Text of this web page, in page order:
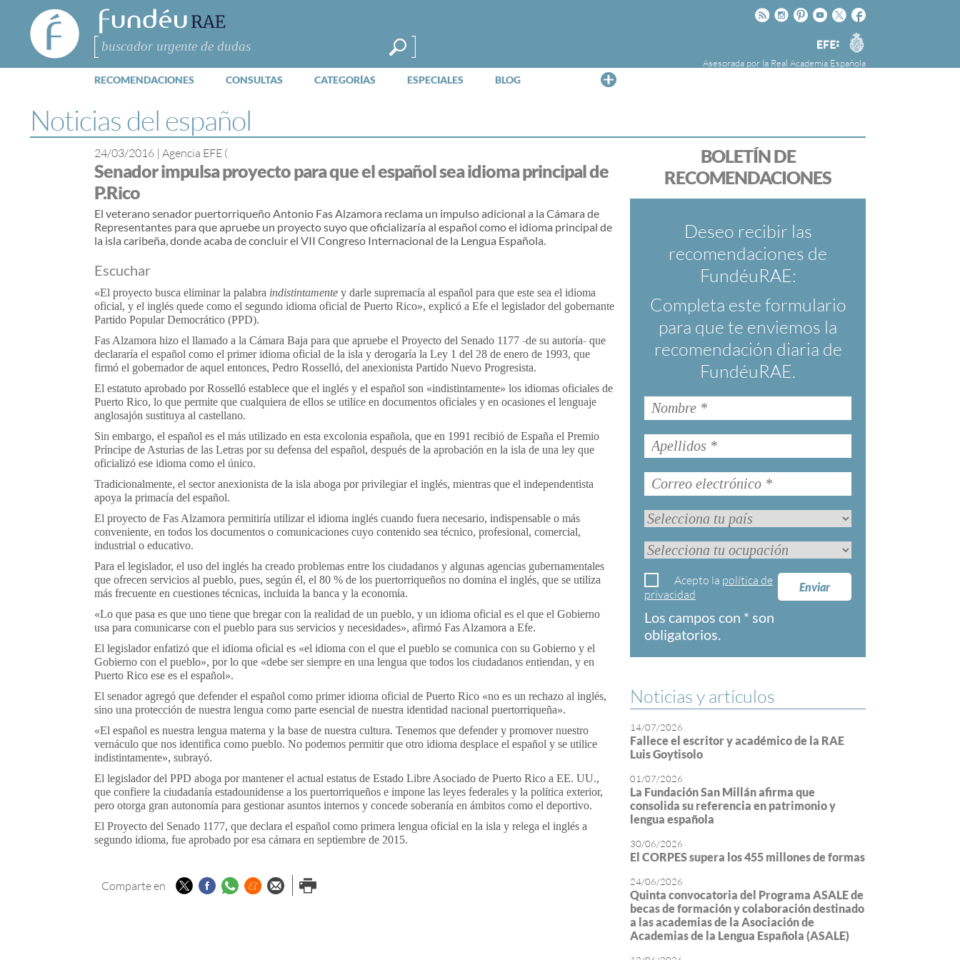
FundéuRAE
- Fundación
del Español
Urgente
Buscar
Facebook
Twitter
Youtube
Pinteres
Instagram
Rss
Agencia
EFE
Asesorada por la Real Academia Española
RECOMENDACIONES CONSULTAS CATEGORÍAS ESPECIALES BLOG
la Agencia Efe y la Real Academia Española,
cuyo objetivo es colaborar con el buen uso del
español en los medios de comunicación y en
Internet.
Noticias del español
BOLETÍN DE
RECOMENDACIONES
Deseo recibir las
recomendaciones de
FundéuRAE:
Completa este formulario
para que te enviemos la
recomendación diaria de
FundéuRAE.
Enviar
Acepto la política de
privacidad
Los campos con * son
obligatorios.
24/03/2016 | Agencia EFE (
Senador impulsa proyecto para que el español sea idioma principal de
P.Rico
El veterano senador puertorriqueño Antonio Fas Alzamora reclama un impulso adicional a la Cámara de
Representantes para que apruebe un proyecto suyo que oficializaría al español como el idioma principal de
la isla caribeña, donde acaba de concluir el VII Congreso Internacional de la Lengua Española.
Escuchar
«El proyecto busca eliminar la palabra indistintamente y darle supremacía al español para que este sea el idioma
oficial, y el inglés quede como el segundo idioma oficial de Puerto Rico», explicó a Efe el legislador del gobernante
Partido Popular Democrático (PPD).
Fas Alzamora hizo el llamado a la Cámara Baja para que apruebe el Proyecto del Senado 1177 -de su autoría- que
declararía el español como el primer idioma oficial de la isla y derogaría la Ley 1 del 28 de enero de 1993, que
firmó el gobernador de aquel entonces, Pedro Rosselló, del anexionista Partido Nuevo Progresista.
El estatuto aprobado por Rosselló establece que el inglés y el español son «indistintamente» los idiomas oficiales de
Puerto Rico, lo que permite que cualquiera de ellos se utilice en documentos oficiales y en ocasiones el lenguaje
anglosajón sustituya al castellano.
Sin embargo, el español es el más utilizado en esta excolonia española, que en 1991 recibió de España el Premio
Príncipe de Asturias de las Letras por su defensa del español, después de la aprobación en la isla de una ley que
oficializó ese idioma como el único.
Tradicionalmente, el sector anexionista de la isla aboga por privilegiar el inglés, mientras que el independentista
apoya la primacía del español.
El proyecto de Fas Alzamora permitiría utilizar el idioma inglés cuando fuera necesario, indispensable o más
conveniente, en todos los documentos o comunicaciones cuyo contenido sea técnico, profesional, comercial,
industrial o educativo.
Para el legislador, el uso del inglés ha creado problemas entre los ciudadanos y algunas agencias gubernamentales
que ofrecen servicios al pueblo, pues, según él, el 80 % de los puertorriqueños no domina el inglés, que se utiliza
más frecuente en cuestiones técnicas, incluida la banca y la economía.
«Lo que pasa es que uno tiene que bregar con la realidad de un pueblo, y un idioma oficial es el que el Gobierno
usa para comunicarse con el pueblo para sus servicios y necesidades», afirmó Fas Alzamora a Efe.
El legislador enfatizó que el idioma oficial es «el idioma con el que el pueblo se comunica con su Gobierno y el
Gobierno con el pueblo», por lo que «debe ser siempre en una lengua que todos los ciudadanos entiendan, y en
Puerto Rico ese es el español».
El senador agregó que defender el español como primer idioma oficial de Puerto Rico «no es un rechazo al inglés,
sino una protección de nuestra lengua como parte esencial de nuestra identidad nacional puertorriqueña».
«El español es nuestra lengua materna y la base de nuestra cultura. Tenemos que defender y promover nuestro
vernáculo que nos identifica como pueblo. No podemos permitir que otro idioma desplace el español y se utilice
indistintamente», subrayó.
El legislador del PPD aboga por mantener el actual estatus de Estado Libre Asociado de Puerto Rico a EE. UU.,
que confiere la ciudadanía estadounidense a los puertorriqueños e impone las leyes federales y la política exterior,
pero otorga gran autonomía para gestionar asuntos internos y concede soberanía en ámbitos como el deportivo.
El Proyecto del Senado 1177, que declara el español como primera lengua oficial en la isla y relega el inglés a
segundo idioma, fue aprobado por esa cámara en septiembre de 2015.
Comparte en TwitterFacebook
Whatsapp
Menéame
Enviar porImprimir
Noticias y artículos
14/07/2026
Fallece el escritor y académico de la RAE
Luis Goytisolo
01/07/2026
La Fundación San Millán afirma que
consolida su referencia en patrimonio y
lengua española
30/06/2026
El CORPES supera los 455 millones de formas
24/06/2026
Quinta convocatoria del Programa ASALE de
becas de formación y colaboración destinado
a las academias de la Asociación de
Academias de la Lengua Española (ASALE)